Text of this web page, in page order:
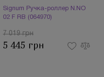
Signum Ручка-роллер N.NO
02 F RB (064970)
7 019 грн
5 445 грн